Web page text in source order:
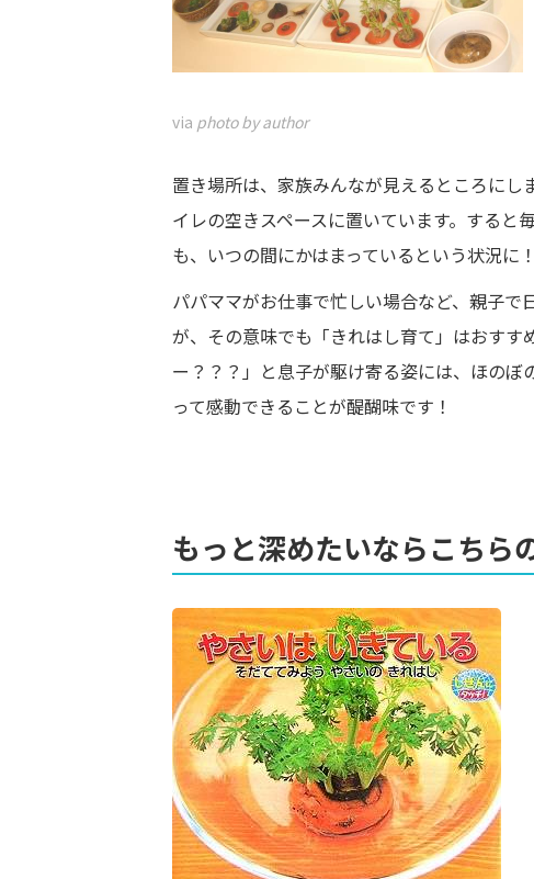
via photo by author
置き場所は、家族みんなが見えるところに
イレの空きスペースに置いています。すると
も、いつの間にかはまっているという状況に！
パパママがお仕事で忙しい場合など、親子
が、その意味でも「きれはし育て」はおす
ー？？？」と息子が駆け寄る姿には、ほの
って感動できることが醍醐味です！
もっと深めたいならこちら